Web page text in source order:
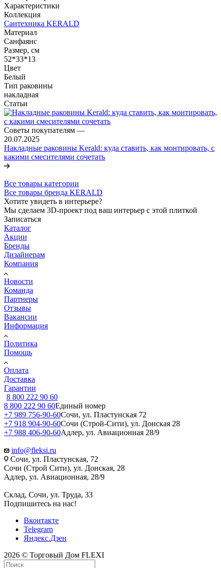
Характеристики
Коллекция
Сантехника KERALD
Материал
Санфаянс
Размер, см
52*33*13
Цвет
Белый
Тип раковины
накладная
Статьи
Советы покупателям —
20.07.2025
Накладные раковины Kerald: куда ставить, как монтировать, с
какими смесителями сочетать
Все товары категории
Все товары бренда KERALD
Хотите увидеть в интерьере?
Мы сделаем 3D-проект под ваш интерьер с этой плиткой
Записаться
Каталог
Акции
Бренды
Дизайнерам
Компания
Новости
Команда
Партнеры
Отзывы
Вакансии
Информация
Политика
Помощь
Оплата
Доставка
Гарантии
8 800 222 90 60
8 800 222 90 60Единый номер
+7 989 756-90-60Сочи, ул. Пластунская 72
+7 918 904-90-60Сочи (Строй-Сити), ул. Донская 28
+7 988 406-90-60Адлер, ул. Авиационная 28/9
info@fleksi.ru
Сочи, ул. Пластунская, 72
Сочи (Строй Сити), ул. Донская, 28
Адлер, ул. Авиационная, 28/9
Склад, Сочи, ул. Труда, 33
Подпишитесь на нас!
Вконтакте
Telegram
Яндекс.Дзен
2026 © Торговый Дом FLEXI